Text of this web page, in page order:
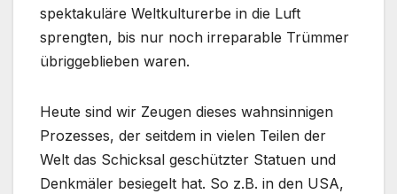
spektakuläre Weltkulturerbe in die Luft
sprengten, bis nur noch irreparable Trümmer
übriggeblieben waren.
Heute sind wir Zeugen dieses wahnsinnigen
Prozesses, der seitdem in vielen Teilen der
Welt das Schicksal geschützter Statuen und
Denkmäler besiegelt hat. So z.B. in den USA,